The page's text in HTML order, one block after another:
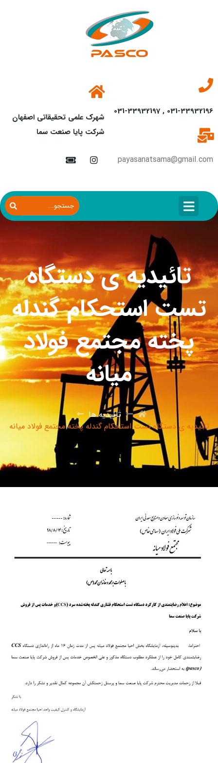
031-33932196 , 031-33932197
payasanatsama@gmail.com
شهرک علمی تحقیقاتی اصفهان
شرکت پایا صنعت سما
تائیدیه ی دستگاه
تست استحکام گندله
پخته مجتمع فولاد
میانه
تائیدیه ها
تائیدیه ی دستگاه تست استحکام گندله پخته مجتمع فولاد میانه